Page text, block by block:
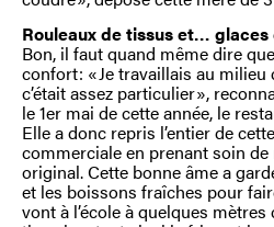
Rouleaux de tissus et… glaces
Bon, il faut quand même dire
confort : « Je travaillais au
c’était assez particulier »,
le 1er mai de cette année, le
Elle a donc repris l’entier de
commerciale en prenant soin
original. Cette bonne âme a
et les boissons fraîches pour
vont à l’école à quelques